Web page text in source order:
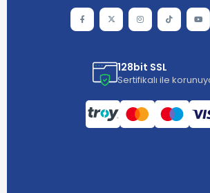
128bit SSL
Sertifikalı ile